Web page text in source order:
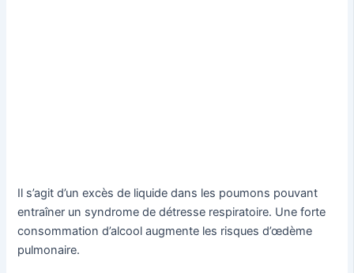
Il s’agitd’un excès de liquide dans les poumons pouvant
entraîner un syndrome de détresse respiratoire. Une forte
consommation d’alcool augmente les risques d’œdème
pulmonaire.